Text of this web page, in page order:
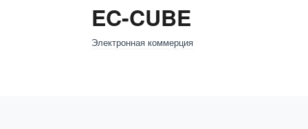
EC-CUBE
Электронная коммерция